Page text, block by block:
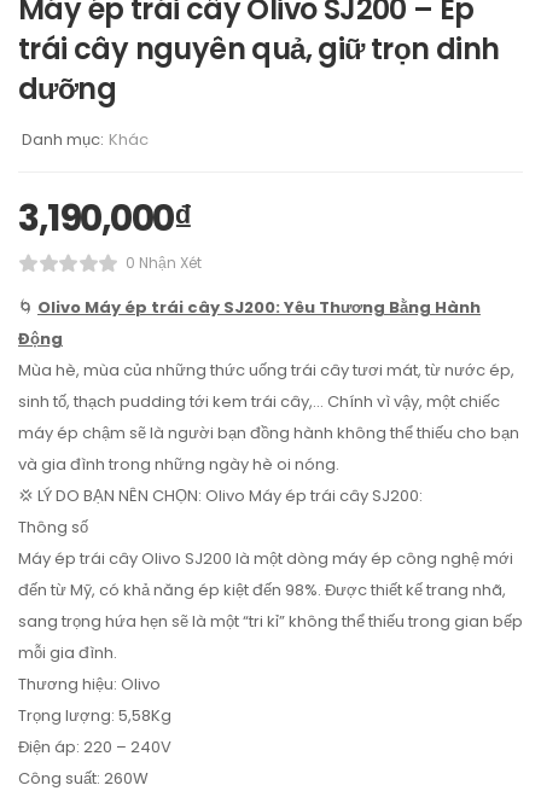
Máy ép trái cây Olivo SJ200 – Ép
trái cây nguyên quả, giữ trọn dinh
dưỡng
Danh mục: Khác
3,190,000₫
0 Nhận Xét
🌀 Olivo Máy ép trái cây SJ200: Yêu Thương Bằng Hành
Động
Mùa hè, mùa của những thức uống trái cây tươi mát, từ nước ép,
sinh tố, thạch pudding tới kem trái cây,… Chính vì vậy, một chiếc
máy ép chậm sẽ là người bạn đồng hành không thể thiếu cho bạn
và gia đình trong những ngày hè oi nóng.
💢 LÝ DO BẠN NÊN CHỌN: Olivo Máy ép trái cây SJ200:
Thông số
Máy ép trái cây Olivo SJ200 là một dòng máy ép công nghệ mới
đến từ Mỹ, có khả năng ép kiệt đến 98%. Được thiết kế trang nhã,
sang trọng hứa hẹn sẽ là một “tri kỉ” không thể thiếu trong gian bếp
mỗi gia đình.
Thương hiệu: Olivo
Trọng lượng: 5,58Kg
Điện áp: 220 – 240V
Công suất: 260W